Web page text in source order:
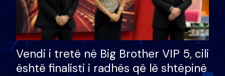
Vendi i tretë në Big Brother VIP 5, cili
është finalisti i radhës që lë shtëpinë